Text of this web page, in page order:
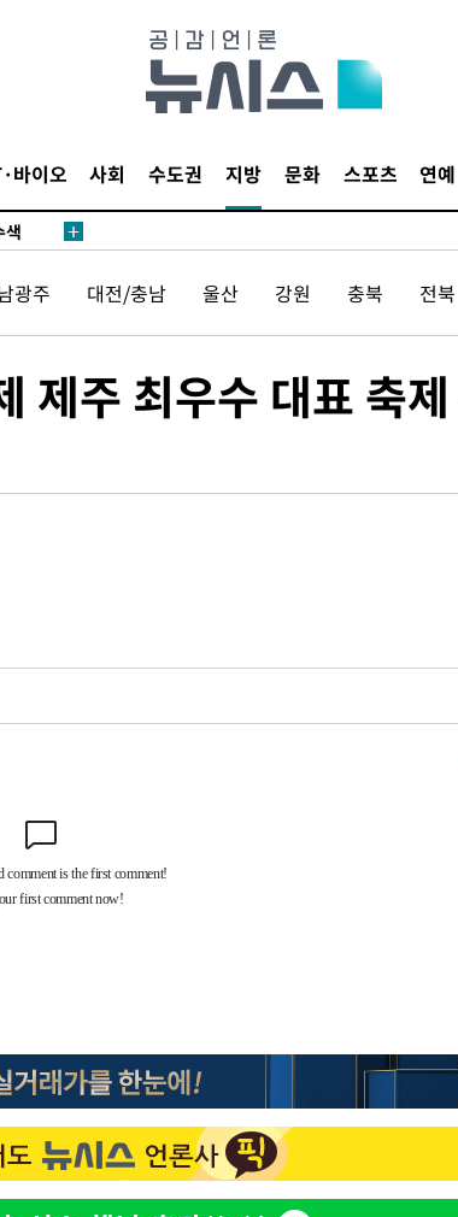
바이오 사회 수도권 지방 문화 스포츠 연예
수"
색
강
당황'
격파
색
"
당황'
광주 대전/충남 울산 강원 충북 전북
제주 최우수 대표 축
이승기 측 "차
반환은 고도의
벌 원해"
2
었는데…"